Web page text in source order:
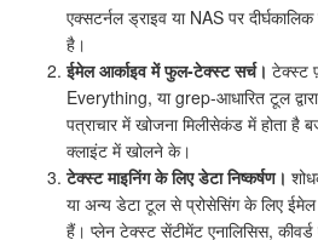
एक्सटर्नल ड्राइव या NAS पर
है।
ईमेल आर्काइव में फुल-टेक्स्ट सर्च। टेक्स्ट
Everything, या grep-आधारित टूल
पत्राचार में खोजना मिलीसेकंड में होता है
क्लाइंट में खोलने के।
टेक्स्ट माइनिंग के लिए डेटा निष्कर्षण।
या अन्य डेटा टूल से प्रोसेसिंग के लिए ईमेल
हैं। प्लेन टेक्स्ट सेंटीमेंट एनालिसिस,